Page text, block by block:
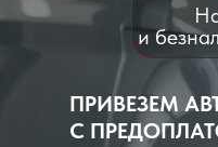
и
ПРИВЕЗЕМ
С